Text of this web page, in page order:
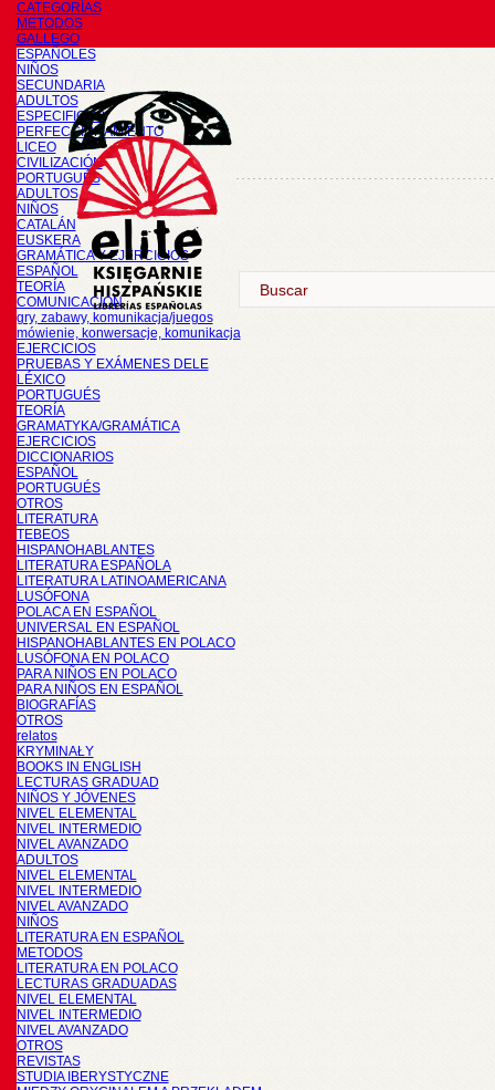
CATEGORÍAS
METODOS
GALLEGO
ESPAÑOLES
NIÑOS
SECUNDARIA
ADULTOS
ESPECIFICOS
PERFECCIONAMIENTO
LICEO
CIVILIZACIÓN
PORTUGUÉS
ADULTOS
NIÑOS
CATALÁN
EUSKERA
GRAMÁTICA Y EJERCICIOS
ESPAÑOL
TEORÍA
COMUNICACIÓN
gry, zabawy, komunikacja/juegos
mówienie, konwersacje, komunikacja
EJERCICIOS
PRUEBAS Y EXÁMENES DELE
LÉXICO
PORTUGUÉS
TEORÍA
GRAMATYKA/GRAMÁTICA
EJERCICIOS
DICCIONARIOS
ESPAÑOL
PORTUGUÉS
OTROS
LITERATURA
TEBEOS
HISPANOHABLANTES
LITERATURA ESPAÑOLA
LITERATURA LATINOAMERICANA
LUSÓFONA
POLACA EN ESPAÑOL
UNIVERSAL EN ESPAÑOL
HISPANOHABLANTES EN POLACO
LUSÓFONA EN POLACO
PARA NIÑOS EN POLACO
PARA NIÑOS EN ESPAÑOL
BIOGRAFÍAS
OTROS
relatos
KRYMINAŁY
BOOKS IN ENGLISH
LECTURAS GRADUAD
NIÑOS Y JÓVENES
NIVEL ELEMENTAL
NIVEL INTERMEDIO
NIVEL AVANZADO
ADULTOS
NIVEL ELEMENTAL
NIVEL INTERMEDIO
NIVEL AVANZADO
NIÑOS
LITERATURA EN ESPAÑOL
METODOS
LITERATURA EN POLACO
LECTURAS GRADUADAS
NIVEL ELEMENTAL
NIVEL INTERMEDIO
NIVEL AVANZADO
OTROS
REVISTAS
STUDIA IBERYSTYCZNE